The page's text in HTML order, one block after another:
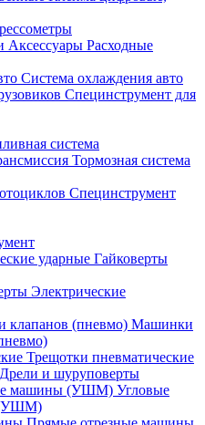
Расходные
Система охлаждения авто
Специнструмент для
система
Тормозная система
Специнструмент
Гайковерты
Электрические
Машинки
Трещотки пневматические
Дрели и шуруповерты
Угловые
(УШМ)